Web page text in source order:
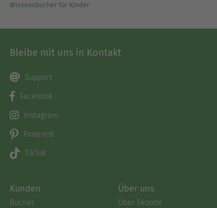
Wissensbücher für Kinder
Bleibe mit uns in Kontakt
Support
Facebook
Instagram
Pinterest
TikTok
Kunden
Bücher
Über uns
Über Skoobe